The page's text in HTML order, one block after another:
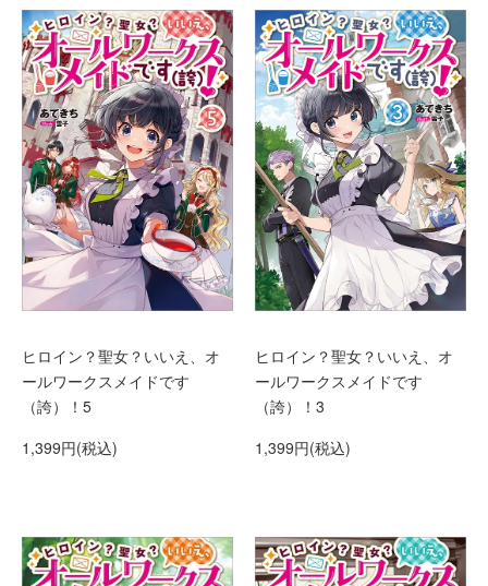
ヒロイン？聖女？いいえ、オ
ールワークスメイドです
（誇）！5
1,399円(税込)
ヒロイン？聖女？いいえ、オ
ールワークスメイドです
（誇）！3
1,399円(税込)